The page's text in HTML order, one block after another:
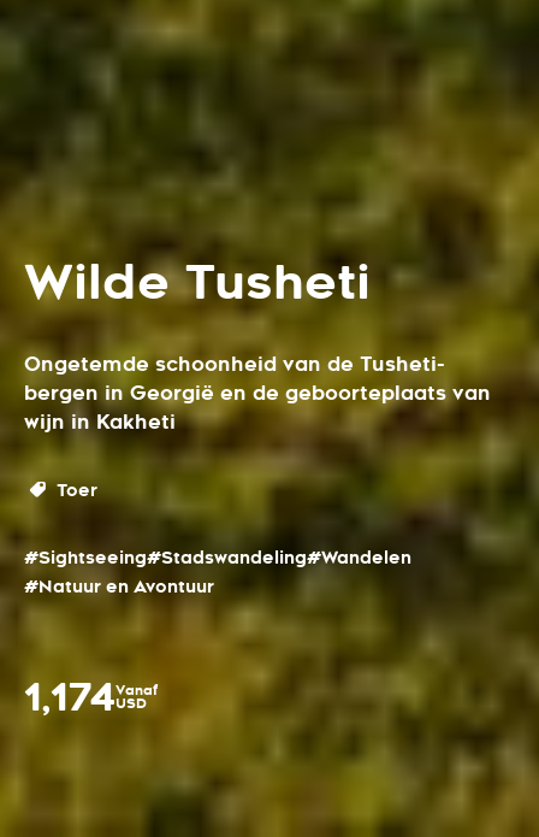
Wilde Tusheti
Ongetemde schoonheid van de Tusheti-
bergen in Georgië en de geboorteplaats van
wijn in Kakheti
Toer
#Sightseeing#Stadswandeling#Wandelen
#Natuur en Avontuur
1,174Vanaf
USD